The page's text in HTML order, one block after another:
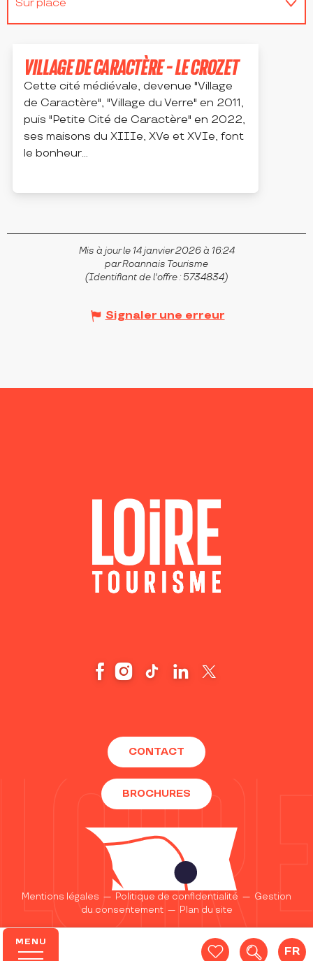
MENU
FR
Sur place
VILLAGE DE CARACTÈRE - LE CROZET
Cette cité médiévale, devenue "Village
de Caractère", "Village du Verre" en 2011,
puis "Petite Cité de Caractère" en 2022,
ses maisons du XIIIe, XVe et XVIe, font
le bonheur...
Mis à jour le 14 janvier 2026 à 16:24
par Roannais Tourisme
(Identifiant de l'offre : 5734834)
Signaler une erreur
CONTACT
BROCHURES
Mentions légales — Politique de confidentialité — Gestion
du consentement— Plan du site